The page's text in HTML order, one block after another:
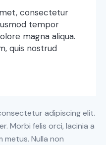
consectetur
tempor
magna aliqua.
quis nostrud
adipiscing elit.
Morbi felis orci, lacinia a
Nulla non